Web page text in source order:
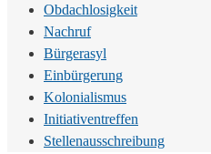
Obdachlosigkeit
Nachruf
Bürgerasyl
Einbürgerung
Kolonialismus
Initiativentreffen
Stellenausschreibung